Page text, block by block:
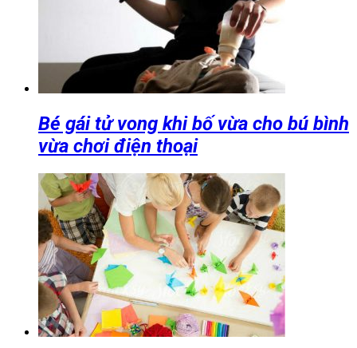
Bé gái tử vong khi bố vừa cho bú bình
vừa chơi điện thoại